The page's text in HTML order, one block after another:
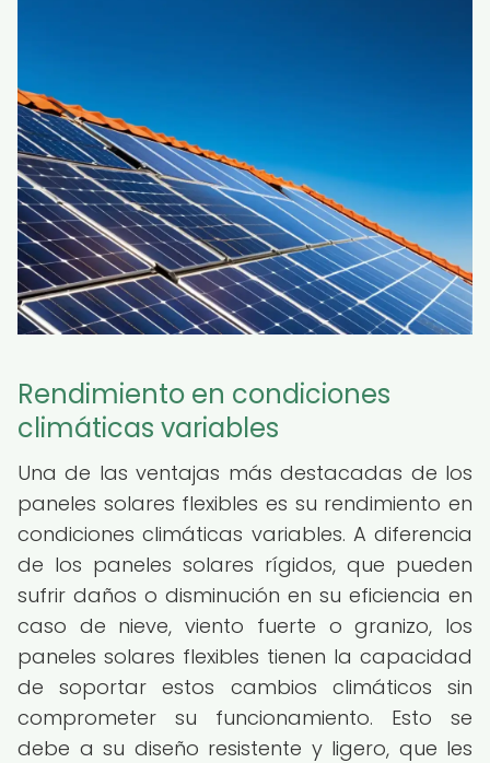
Rendimiento en condiciones
climáticas variables
Una de las ventajas más destacadas de los
paneles solares flexibles es su rendimiento en
condiciones climáticas variables. A diferencia
de los paneles solares rígidos, que pueden
sufrir daños o disminución en su eficiencia en
caso de nieve, viento fuerte o granizo, los
paneles solares flexibles tienen la capacidad
de soportar estos cambios climáticos sin
comprometer su funcionamiento. Esto se
debe a su diseño resistente y ligero, que les